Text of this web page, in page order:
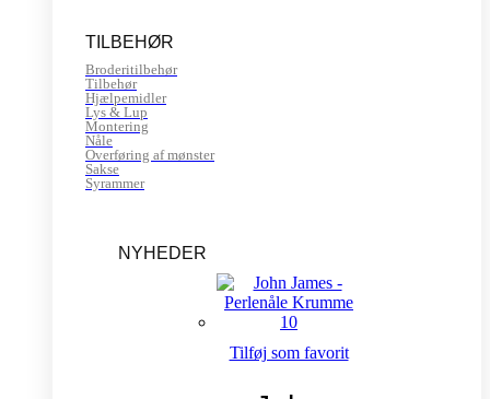
TILBEHØR
Broderitilbehør
Tilbehør
Hjælpemidler
Lys & Lup
Montering
Nåle
Overføring af mønster
Sakse
Syrammer
NYHEDER
Tilføj som favorit